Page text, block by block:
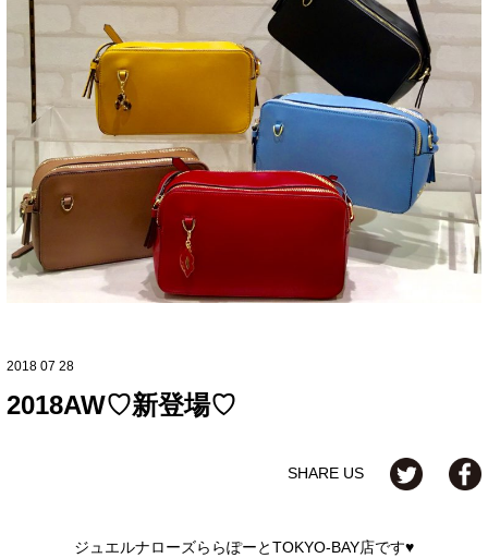
2018 07 28
2018AW♡新登場♡
SHARE US
ジュエルナローズららぽーとTOKYO-BAY店です♥